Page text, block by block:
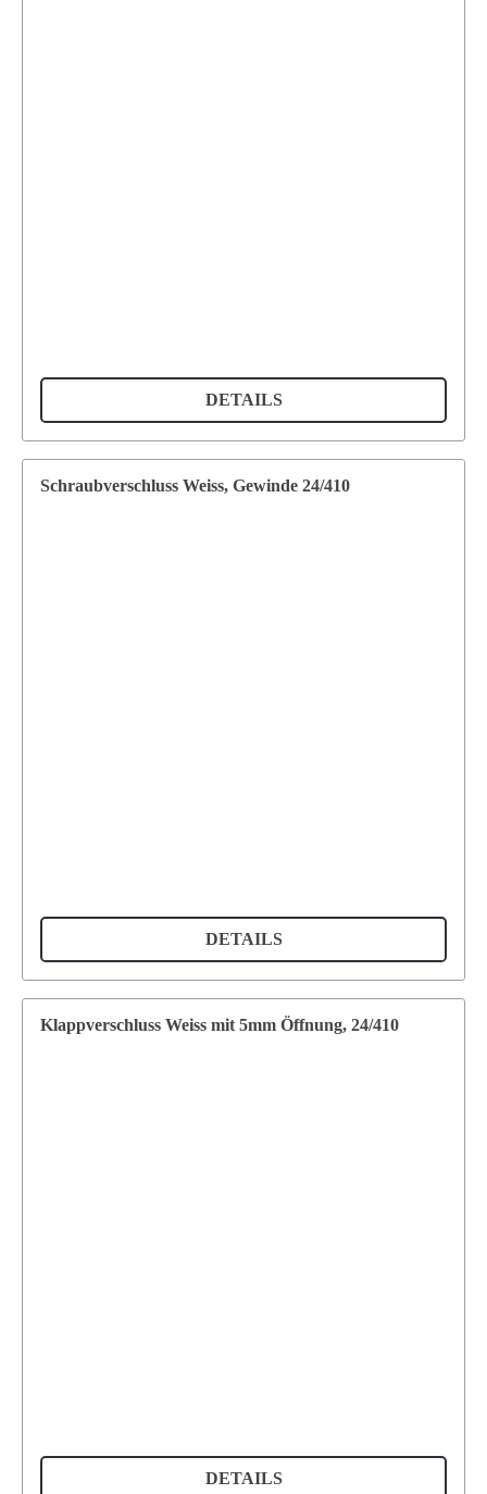
DETAILS
Schraubverschluss Weiss, Gewinde 24/410
DETAILS
Klappverschluss Weiss mit 5mm Öffnung, 24/410
DETAILS